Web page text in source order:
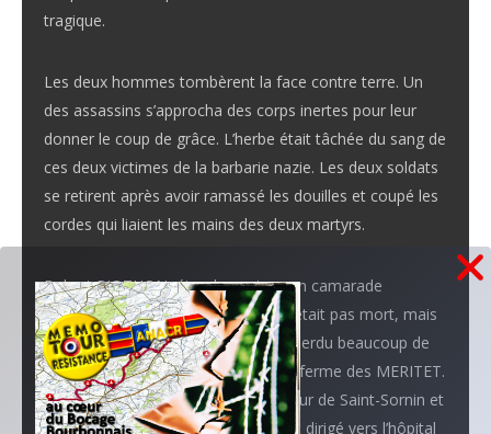
tragique.
Les deux hommes tombèrent la face contre terre. Un
des assassins s’approcha des corps inertes pour leur
donner le coup de grâce. L’herbe était tâchée du sang de
ces deux victimes de la barbarie nazie. Les deux soldats
se retirent après avoir ramassé les douilles et coupé les
cordes qui liaient les mains des deux martyrs.
Robert RIOTHON, étendu contre son camarade
HUBSCHWERLIN tué sur le coup, n’était pas mort, mais
grièvement blessé. Non sans avoir perdu beaucoup de
sang il réussit à se traîner jusqu’à la ferme des MERITET.
Madame MERITETR alerta l’instituteur de Saint-Sornin et
le soir même Robert RIOTHON était dirigé vers l’hôpital